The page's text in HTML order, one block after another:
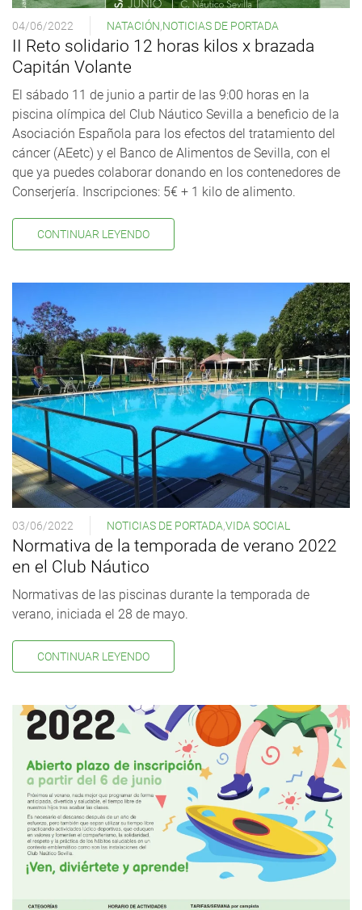
04/06/2022 NATACIÓN NOTICIAS DE PORTADA
II Reto solidario 12 horas kilos x brazada
Capitán Volante
El sábado 11 de junio a partir de las 9:00 horas en la
piscina olímpica del Club Náutico Sevilla a beneficio de la
Asociación Española para los efectos del tratamiento del
cáncer (AEetc) y el Banco de Alimentos de Sevilla, con el
que ya puedes colaborar donando en los contenedores de
Conserjería. Inscripciones: 5€ + 1 kilo de alimento.
CONTINUAR LEYENDO
03/06/2022 NOTICIAS DE PORTADA VIDA SOCIAL
Normativa de la temporada de verano 2022
en el Club Náutico
Normativas de las piscinas durante la temporada de
verano, iniciada el 28 de mayo.
CONTINUAR LEYENDO